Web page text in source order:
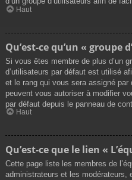
Haut
Qu’est-ce qu’un « groupe
Si vous êtes membre de plus d’un
d’utilisateurs par défaut est utilisé
et le rang qui vous sera assigné
peuvent vous autoriser à modifier
par défaut depuis le panneau de
Haut
Qu’est-ce que le lien «
Cette page liste les membres de
administrateurs et les modérateurs,